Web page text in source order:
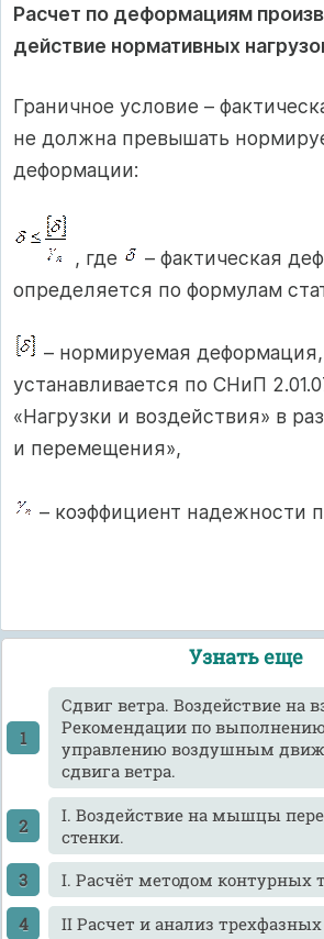
Расчет по деформациям
действие нормативных
Граничное условие –
не должна превышать
деформации:
, где
– фактическая
определяется по формулам
– нормируемая деформация,
устанавливается по СНиП
«Нагрузки и воздействия» в
и перемещения»,
– коэффициент надежности
Узнать еще
Cдвиг ветра. Воздействие на
Рекомендации по
управлению воздушным
сдвига ветра.
I. Воздействие на мышцы
стенки.
I. Расчёт методом контурных
II Расчет и анализ